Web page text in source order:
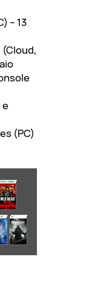
– 13
e
(PC)